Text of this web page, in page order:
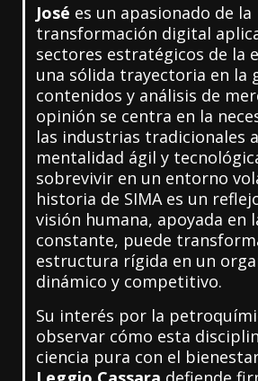
José es un apasionado de la
transformación digital
sectores estratégicos de la
una sólida trayectoria en la
contenidos y análisis de
opinión se centra en la
las industrias tradicionales
mentalidad ágil y
sobrevivir en un entorno
historia de SIMA es un
visión humana, apoyada en
constante, puede
estructura rígida en un
dinámico y competitivo.
Su interés por la
observar cómo esta
ciencia pura con el